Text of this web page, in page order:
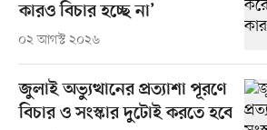
কারও বিচার হচ্ছে না’
০২ আগস্ট ২০২৬
জুলাই অভ্যুত্থানের প্রত্যাশা পূরণে
বিচার ও সংস্কার দুটোই করতে হবে